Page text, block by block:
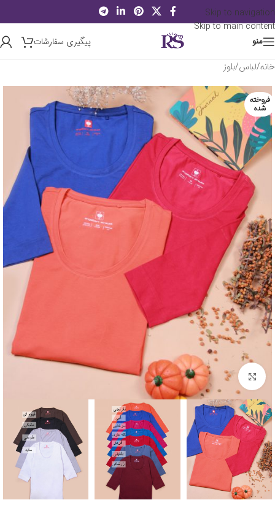
Skip to navigation
Skip to main content
منو
پیگیری سفارشات
خانه/لباس/بلوز
فروخته
شده
برای بزرگنمایی کلیک کنید